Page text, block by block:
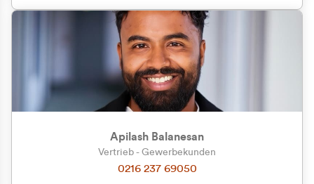
Zu welcher Kundengruppe
Apilash Balanesan
Vertrieb - Gewerbekunden
0216 237 69050